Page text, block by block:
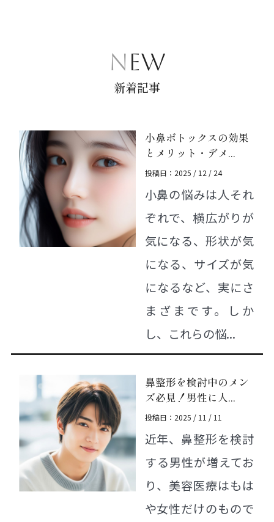
NEW
新着記事
小鼻ボトックスの効果
とメリット・デメ...
投稿日：2025 / 12 / 24
小鼻の悩みは人それ
ぞれで、横広がりが
気になる、形状が気
になる、サイズが気
になるなど、実にさ
まざまです。しか
し、これらの悩...
鼻整形を検討中のメン
ズ必見！男性に人...
投稿日：2025 / 11 / 11
近年、鼻整形を検討
する男性が増えてお
り、美容医療はもは
や女性だけのもので